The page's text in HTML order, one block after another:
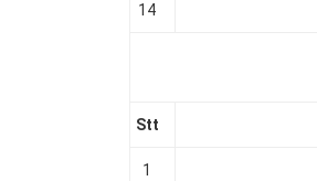
14
Stt
1